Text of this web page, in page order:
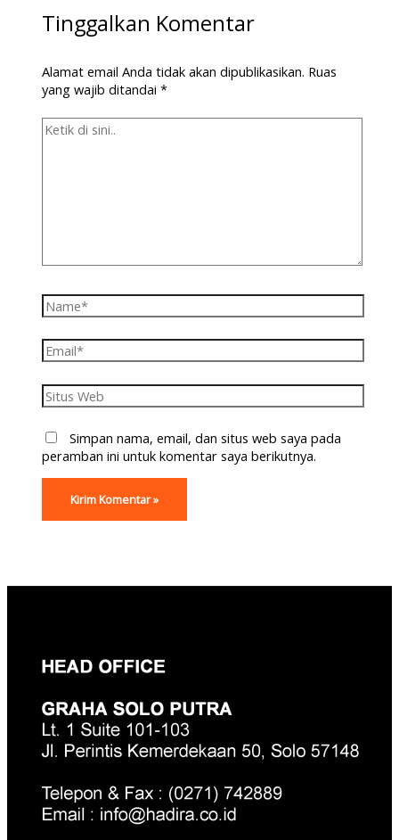
Tinggalkan Komentar
Alamat email Anda tidak akan dipublikasikan. Ruas
yang wajib ditandai*
Simpan nama, email, dan situs web saya pada
peramban ini untuk komentar saya berikutnya.